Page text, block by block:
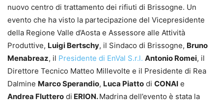
nuovo centro di trattamento dei rifiuti di Brissogne. Un
evento che ha visto la partecipazione del Vicepresidente
della Regione Valle d’Aosta e Assessore alle Attività
Produttive, Luigi Bertschy, il Sindaco di Brissogne, Bruno
Menabreaz, il Presidente di EnVal S.r.l. Antonio Romei, il
Direttore Tecnico Matteo Millevolte e il Presidente di Rea
Dalmine Marco Sperandio, Luca Piatto di CONAI e
Andrea Fluttero di ERION.Madrina dell’evento è stata la